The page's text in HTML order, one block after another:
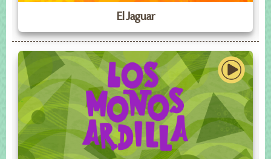
El Jaguar